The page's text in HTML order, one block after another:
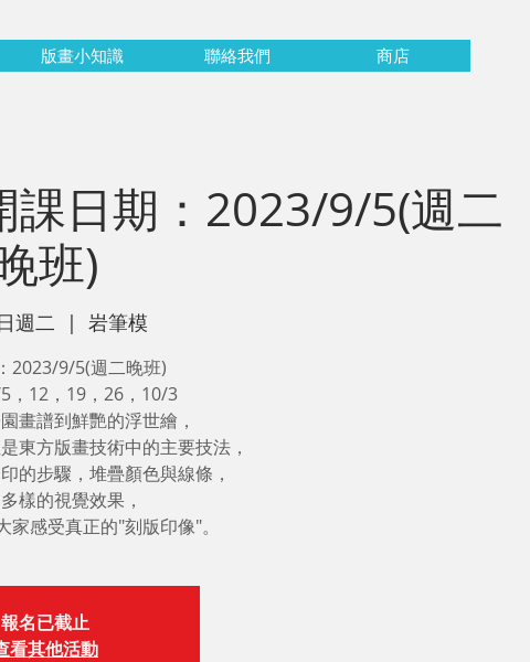
版畫小知識 聯絡我們 商店
課日期：2023/9/5(週二
班)
週二
  |
岩筆模
2023/9/5(週二晚班)
，12，19，26，10/3
畫譜到鮮艷的浮世繪，
東方版畫技術中的主要技法，
的步驟，堆疊顏色與線條，
樣的視覺效果，
家感受真正的"刻版印像"。
報名已截止
看其他活動